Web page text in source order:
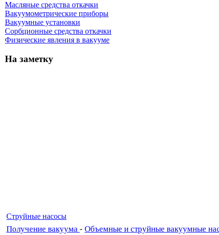
Масляные средства откачки
Вакуумометрические приборы
Вакуумные установки
Сорбционные средства откачки
Физические явления в вакууме
На заметку
Струйные насосы
Получение вакуума - Объемные и струйные вакуумные